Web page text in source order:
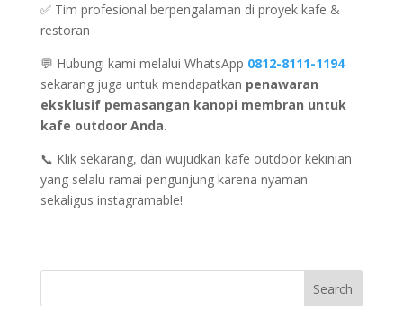
✅ Tim profesional berpengalaman di proyek kafe &
restoran
💬 Hubungi kami melalui WhatsApp 0812-8111-1194
sekarang juga untuk mendapatkan penawaran
eksklusif pemasangan kanopi membran untuk
kafe outdoor Anda.
📞 Klik sekarang, dan wujudkan kafe outdoor kekinian
yang selalu ramai pengunjung karena nyaman
sekaligus instagramable!
Search